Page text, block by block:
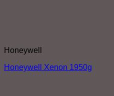
Honeywell
Honeywell Xenon 1950g